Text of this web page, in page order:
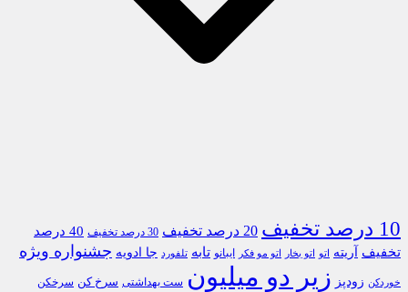
10 درصد تخفیف 20 درصد تخفیف 30 درصد تخفیف
40 درصد
تخفیف آریته اتو اتو بخار اتو مو فکر ایبانو تابه تلفورد جا ادویه جشنواره ویژه
خوردکن زودپز زیر دو میلیون ست بهداشتی سرخ کن سرخکن